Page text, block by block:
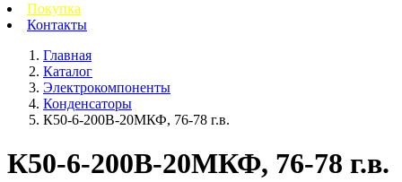
Покупка
Контакты
Главная
Каталог
Электрокомпоненты
Конденсаторы
К50-6-200В-20МКФ, 76-78 г.в.
К50-6-200В-20МКФ, 76-78 г.в.